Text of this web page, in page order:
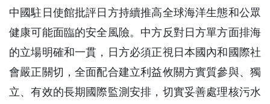
中國駐日使館批評日方持續推高全球海洋生態和公眾
健康可能面臨的安全風險。中方反對日方單方面排海
的立場明確和一貫，日方必須正視日本國內和國際社
會嚴正關切，全面配合建立利益攸關方實質參與、獨
立、有效的長期國際監測安排，切實妥善處理核污水